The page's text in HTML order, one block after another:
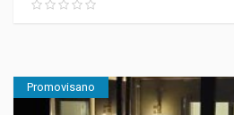
Promovisano